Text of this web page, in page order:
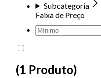
Subcategoria
Faixa de Preço
(1 Produto)